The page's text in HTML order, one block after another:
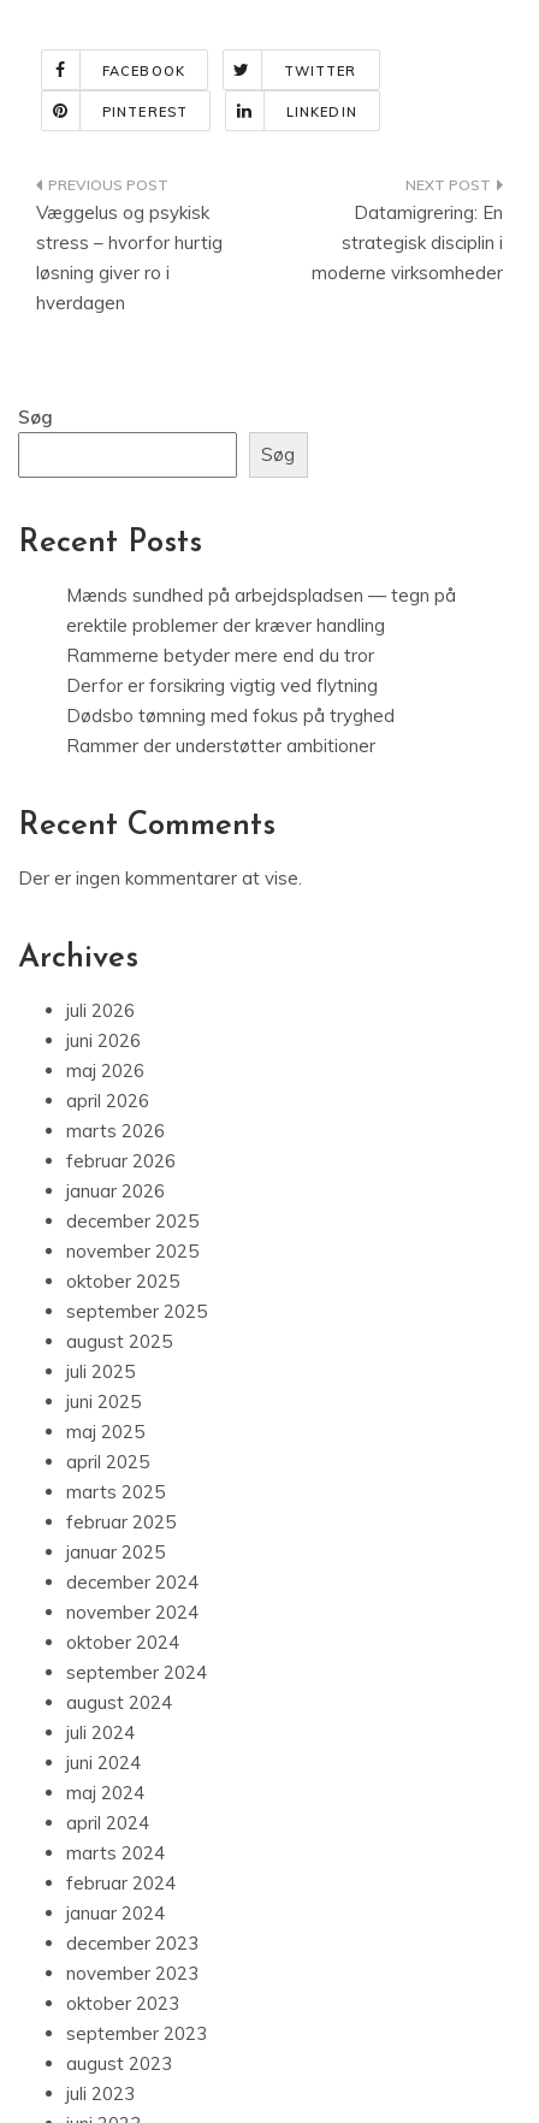
FACEBOOK TWITTER
PINTEREST LINKEDIN
Indlægsnavigation
Væggelus og psykisk
stress – hvorfor hurtig
løsning giver ro i
hverdagen
Datamigrering: En
strategisk disciplin i
moderne virksomheder
Søg
Søg
Recent Posts
Mænds sundhed på arbejdspladsen — tegn på
erektile problemer der kræver handling
Rammerne betyder mere end du tror
Derfor er forsikring vigtig ved flytning
Dødsbo tømning med fokus på tryghed
Rammer der understøtter ambitioner
Recent Comments
Der er ingen kommentarer at vise.
Archives
juli 2026
juni 2026
maj 2026
april 2026
marts 2026
februar 2026
januar 2026
december 2025
november 2025
oktober 2025
september 2025
august 2025
juli 2025
juni 2025
maj 2025
april 2025
marts 2025
februar 2025
januar 2025
december 2024
november 2024
oktober 2024
september 2024
august 2024
juli 2024
juni 2024
maj 2024
april 2024
marts 2024
februar 2024
januar 2024
december 2023
november 2023
oktober 2023
september 2023
august 2023
juli 2023